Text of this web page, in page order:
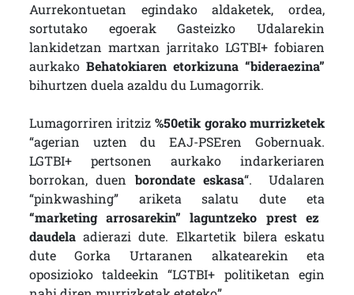
Aurrekontuetan egindako aldaketek, ordea,
sortutako egoerak Gasteizko Udalarekin
lankidetzan martxan jarritako LGTBI+ fobiaren
aurkako Behatokiaren etorkizuna “bideraezina”
bihurtzen duela azaldu du Lumagorrik.
Lumagorriren iritziz %50etik gorako murrizketek
“agerian uzten du EAJ-PSEren Gobernuak.
LGTBI+ pertsonen aurkako indarkeriaren
borrokan, duenborondate eskasa“. Udalaren
“pinkwashing” ariketa salatu dute eta
“marketing arrosarekin” laguntzeko prest ez
daudelaadierazi dute. Elkartetik bilera eskatu
dute Gorka Urtaranen alkatearekin eta
oposizioko taldeekin “LGTBI+ politiketan egin